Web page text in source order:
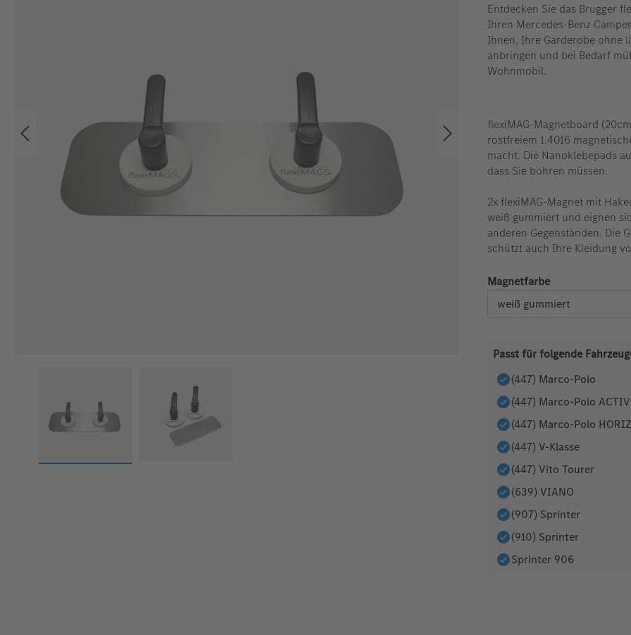
Entdecken Sie das Brugger
Ihren Mercedes-Benz
Ihnen, Ihre Garderobe ohne
anbringen und bei Bedarf
Wohnmobil.
flexiMAG-Magnetboard
rostfreiem 1.4016
macht. Die Nanoklebepads
dass Sie bohren müssen.
2x flexiMAG-Magnet mit
weiß gummiert und eignen
anderen Gegenständen. Die
schützt auch Ihre Kleidung
Magnetfarbeauswählen
Passt für folgende
(447) Marco-Polo
(447) Marco-Polo
(447) Marco-Polo
(447) V-Klasse
(447) Vito Tourer
(639) VIANO
(907) Sprinter
(910) Sprinter
Sprinter 906